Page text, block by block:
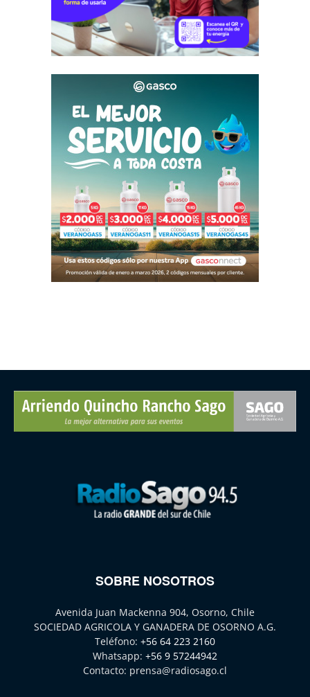
SOBRE NOSOTROS
Avenida Juan Mackenna 904, Osorno, Chile
SOCIEDAD AGRICOLA Y GANADERA DE OSORNO A.G.
Teléfono: +56 64 223 2160
Whatsapp: +56 9 57244942
Contacto: prensa@radiosago.cl